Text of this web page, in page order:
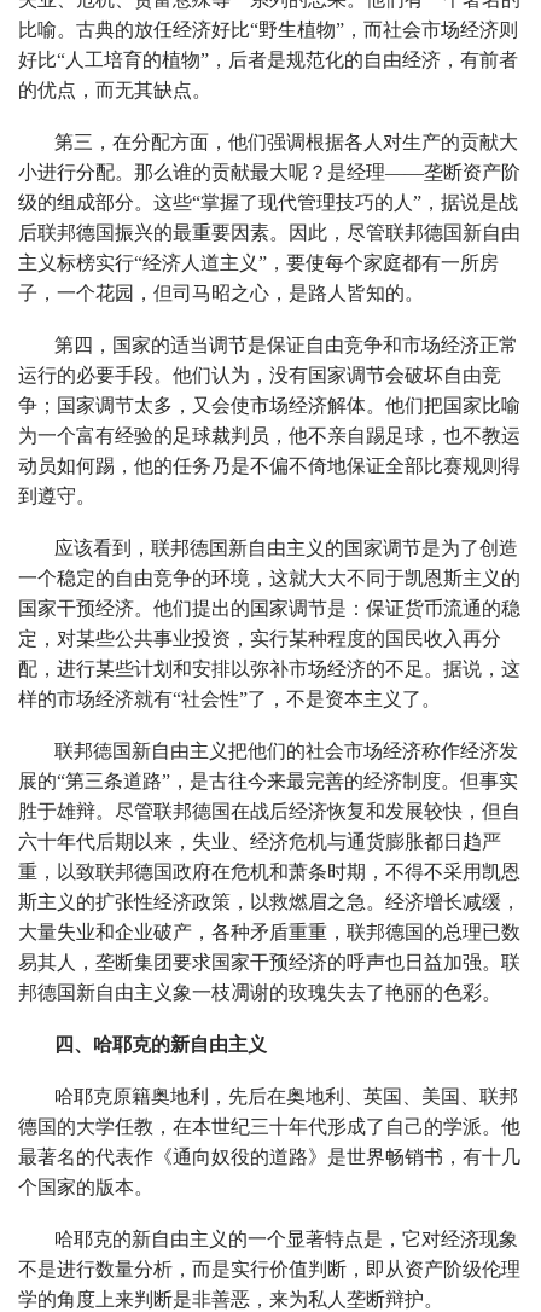
比喻。古典的放任经济好比“野生植物”，而社会市场经济则
好比“人工培育的植物”，后者是规范化的自由经济，有前者
的优点，而无其缺点。
第三，在分配方面，他们强调根据各人对生产的贡献大
小进行分配。那么谁的贡献最大呢？是经理——垄断资产阶
级的组成部分。这些“掌握了现代管理技巧的人”，据说是战
后联邦德国振兴的最重要因素。因此，尽管联邦德国新自由
主义标榜实行“经济人道主义”，要使每个家庭都有一所房
子，一个花园，但司马昭之心，是路人皆知的。
第四，国家的适当调节是保证自由竞争和市场经济正常
运行的必要手段。他们认为，没有国家调节会破坏自由竞
争；国家调节太多，又会使市场经济解体。他们把国家比喻
为一个富有经验的足球裁判员，他不亲自踢足球，也不教运
动员如何踢，他的任务乃是不偏不倚地保证全部比赛规则得
到遵守。
应该看到，联邦德国新自由主义的国家调节是为了创造
一个稳定的自由竞争的环境，这就大大不同于凯恩斯主义的
国家干预经济。他们提出的国家调节是：保证货币流通的稳
定，对某些公共事业投资，实行某种程度的国民收入再分
配，进行某些计划和安排以弥补市场经济的不足。据说，这
样的市场经济就有“社会性”了，不是资本主义了。
联邦德国新自由主义把他们的社会市场经济称作经济发
展的“第三条道路”，是古往今来最完善的经济制度。但事实
胜于雄辩。尽管联邦德国在战后经济恢复和发展较快，但自
六十年代后期以来，失业、经济危机与通货膨胀都日趋严
重，以致联邦德国政府在危机和萧条时期，不得不采用凯恩
斯主义的扩张性经济政策，以救燃眉之急。经济增长减缓，
大量失业和企业破产，各种矛盾重重，联邦德国的总理已数
易其人，垄断集团要求国家干预经济的呼声也日益加强。联
邦德国新自由主义象一枝凋谢的玫瑰失去了艳丽的色彩。
四、哈耶克的新自由主义
哈耶克原籍奥地利，先后在奥地利、英国、美国、联邦
德国的大学任教，在本世纪三十年代形成了自己的学派。他
最著名的代表作《通向奴役的道路》是世界畅销书，有十几
个国家的版本。
哈耶克的新自由主义的一个显著特点是，它对经济现象
不是进行数量分析，而是实行价值判断，即从资产阶级伦理
学的角度上来判断是非善恶，来为私人垄断辩护。